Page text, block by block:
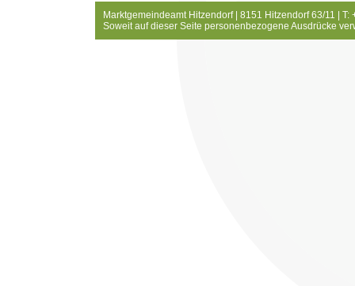
Marktgemeindeamt Hitzendorf | 8151 Hitzendorf 63/11 |
Soweit auf dieser Seite personenbezogene Ausdrücke